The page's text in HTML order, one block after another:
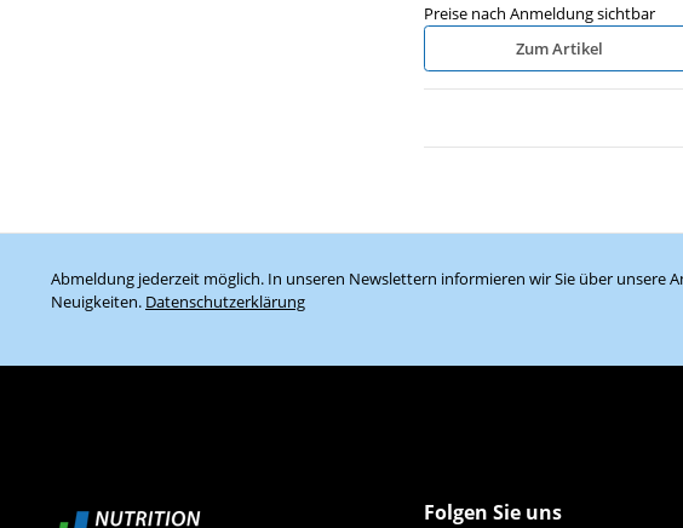
Preise nach Anmeldung sichtbar
Zum Artikel
Abmeldung jederzeit möglich. In unseren Newslettern informieren wir Sie über unsere
Neuigkeiten. Datenschutzerklärung
Folgen Sie uns